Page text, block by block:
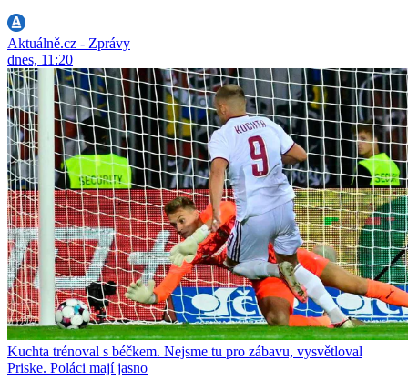
Aktuálně.cz - Zprávy
dnes, 11:20
Kuchta trénoval s béčkem. Nejsme tu pro zábavu, vysvětloval
Priske. Poláci mají jasno